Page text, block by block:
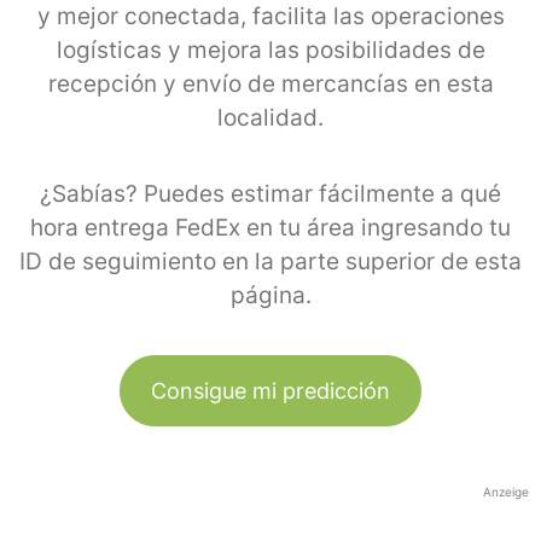
y mejor conectada, facilita las operaciones
logísticas y mejora las posibilidades de
recepción y envío de mercancías en esta
localidad.
¿Sabías? Puedes estimar fácilmente a qué
hora entrega FedEx en tu área ingresando tu
ID de seguimiento en la parte superior de esta
página.
Consigue mi predicción
Anzeige